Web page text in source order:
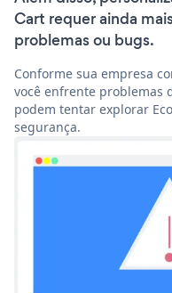
Cart requer ainda
problemas ou bugs.
Conforme sua empresa
você enfrente problemas
podem tentar explorar
segurança.